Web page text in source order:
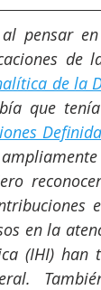
pensar
de la
que
en la
(IHI)